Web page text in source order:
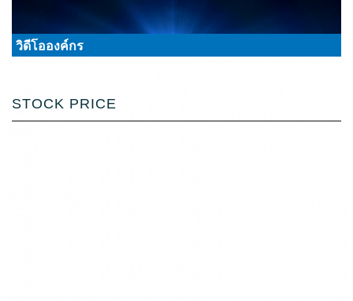
วิดีโอองค์กร
STOCK PRICE